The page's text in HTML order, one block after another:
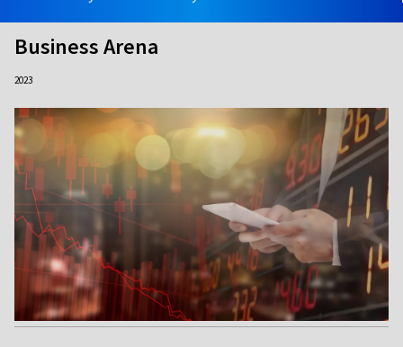
Business Arena
2023